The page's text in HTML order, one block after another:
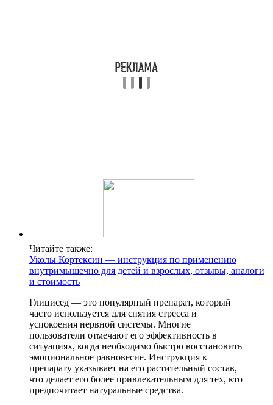
Читайте также:
Уколы Кортексин — инструкция по применению
внутримышечно для детей и взрослых, отзывы, аналоги
и стоимость
Глицисед — это популярный препарат, который
часто используется для снятия стресса и
успокоения нервной системы. Многие
пользователи отмечают его эффективность в
ситуациях, когда необходимо быстро восстановить
эмоциональное равновесие. Инструкция к
препарату указывает на его растительный состав,
что делает его более привлекательным для тех, кто
предпочитает натуральные средства.